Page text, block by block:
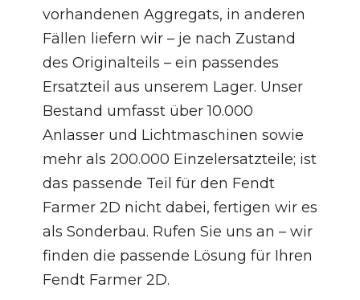
vorhandenen Aggregats, in anderen
Fällen liefern wir – je nach Zustand
des Originalteils – ein passendes
Ersatzteil aus unserem Lager. Unser
Bestand umfasst über 10.000
Anlasser und Lichtmaschinen sowie
mehr als 200.000 Einzelersatzteile; ist
das passende Teil für den Fendt
Farmer 2D nicht dabei, fertigen wir es
als Sonderbau. Rufen Sie uns an – wir
finden die passende Lösung für Ihren
Fendt Farmer 2D.